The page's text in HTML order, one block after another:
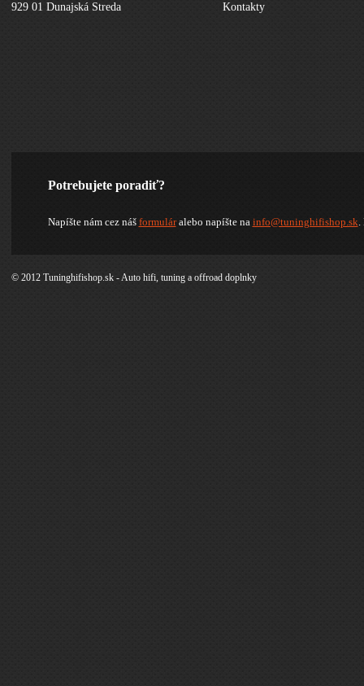
929 01 Dunajská Streda
Kontakty
Potrebujete poradiť?
Napíšte nám cez náš formuláralebo napíšte na info@tuninghifishop.sk.
© 2012 Tuninghifishop.sk - Auto hifi, tuning a offroad doplnky